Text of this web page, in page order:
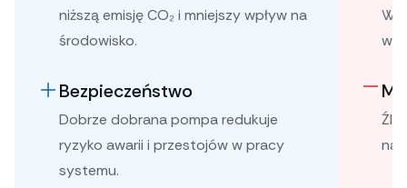
niższą emisję CO₂ i mniejszy wpływ na
środowisko.
Bezpieczeństwo
Dobrze dobrana pompa redukuje
ryzyko awarii i przestojów w pracy
systemu.
Źle